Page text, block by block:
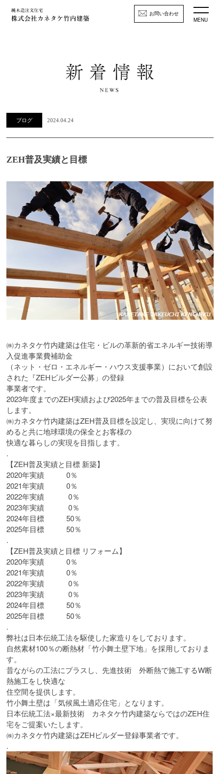
お問い合わせ
MENU
ブログ 2024.04.24
ZEH普及実績と目標
㈱カネタケ竹内建築は住宅・ビルの革新的省エネルギー技術導
入促進事業費補助金
（ネット・ゼロ・エネルギー・ハウス支援事業）において創設
された『ZEHビルダー公募」の登録
事業者です。
2023年度までのZEH実績および2025年までの普及目標を公表
します。
㈱カネタケ竹内建築はZEH普及目標を設定し、実現に向けて努
めると共に地球環境の保全とお客様の
快適な暮らしの実現を目指します。
.
【ZEH普及実績と目標 新築】
2020年実績 0％
2021年実績 0％
2022年実績 0％
2023年実績 0％
2024年目標 50％
2025年目標 50％
.
【ZEH普及実績と目標 リフォーム】
2020年実績 0％
2021年実績 0％
2022年実績 0％
2023年実績 0％
2024年目標 50％
2025年目標 50％
.
弊社は日本伝統工法を駆使した家造りをしております。
自然素材100％の断熱材「竹小舞土壁下地」を採用しておりま
す。
昔ながらの工法にプラスし、先進技術 外断熱で施工するW断
熱施工をし快適な
住空間を提供します。
竹小舞土壁は「気候風土適応住宅」となります。
日本伝統工法×最新技術 カネタケ竹内建築ならではのZEH住
宅をご提案いたします。
㈱カネタケ竹内建築はZEHビルダー登録事業者です。
.